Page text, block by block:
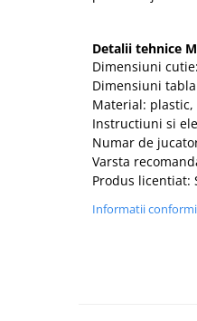
Detalii tehnice
Dimensiuni
Dimensiuni
Material:
Instructiuni si
Numar de
Varsta
Produs licentiat:
Informatii